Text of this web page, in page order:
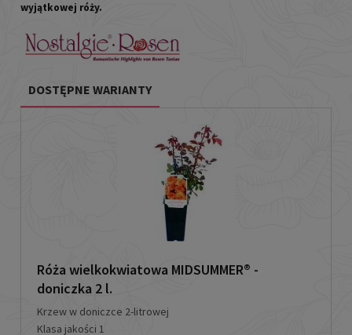
wyjątkowej róży.
DOSTĘPNE WARIANTY
Róża wielkokwiatowa MIDSUMMER® -
doniczka 2 l.
Krzew w doniczce 2-litrowej
Klasa jakości 1